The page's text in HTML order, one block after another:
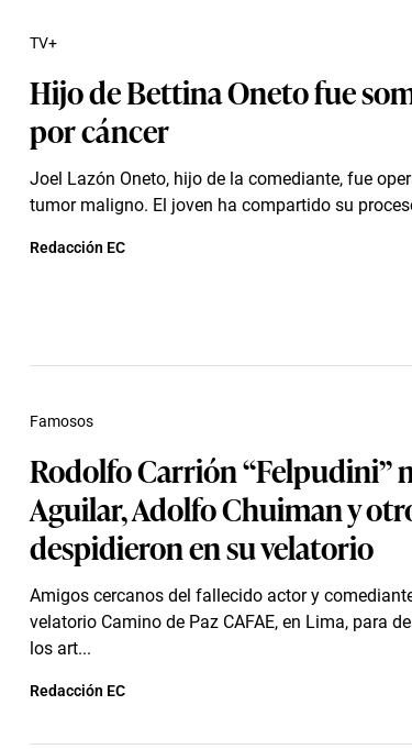
Hijo de Bettina Oneto fue
por cáncer
Joel Lazón Oneto, hijo de la comediante, fue
tumor maligno. El joven ha compartido su
TV+
Redacción EC
Rodolfo Carrión “Felpudini”
Aguilar, Adolfo Chuiman y
despidieron en su velatorio
Amigos cercanos del fallecido actor y
velatorio Camino de Paz CAFAE, en Lima, para
los art...
Famosos
Redacción EC